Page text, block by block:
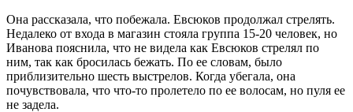
Она рассказала, что побежала. Евсюков продолжал стрелять.
Недалеко от входа в магазин стояла группа 15-20 человек, но
Иванова пояснила, что не видела как Евсюков стрелял по
ним, так как бросилась бежать. По ее словам, было
приблизительно шесть выстрелов. Когда убегала, она
почувствовала, что что-то пролетело по ее волосам, но пуля ее
не задела.